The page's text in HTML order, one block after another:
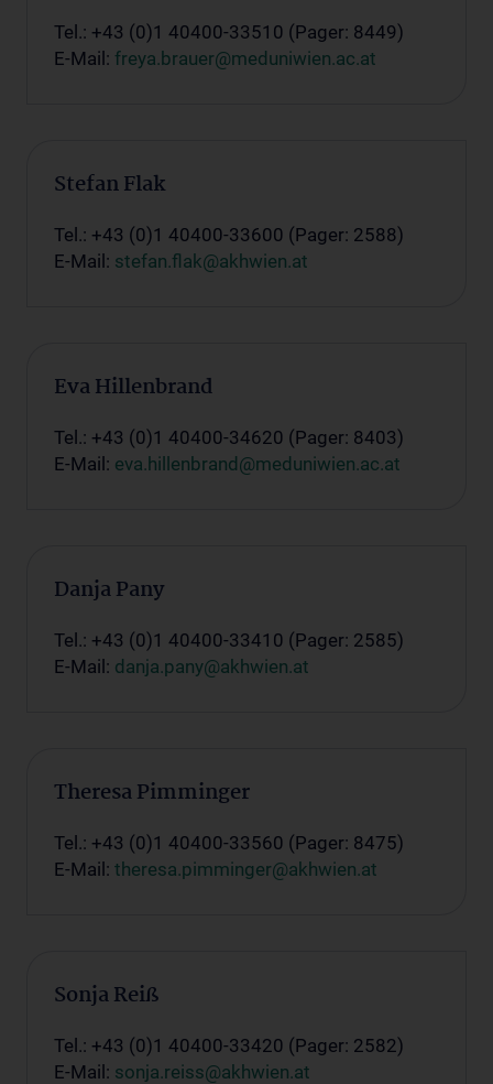
Tel.: +43 (0)1 40400-33510 (Pager: 8449)
E-Mail: freya.brauer@meduniwien.ac.at
Stefan Flak
Tel.: +43 (0)1 40400-33600 (Pager: 2588)
E-Mail: stefan.flak@akhwien.at
Eva Hillenbrand
Tel.: +43 (0)1 40400-34620 (Pager: 8403)
E-Mail: eva.hillenbrand@meduniwien.ac.at
Danja Pany
Tel.: +43 (0)1 40400-33410 (Pager: 2585)
E-Mail: danja.pany@akhwien.at
Theresa Pimminger
Tel.: +43 (0)1 40400-33560 (Pager: 8475)
E-Mail: theresa.pimminger@akhwien.at
Sonja Reiß
Tel.: +43 (0)1 40400-33420 (Pager: 2582)
E-Mail: sonja.reiss@akhwien.at